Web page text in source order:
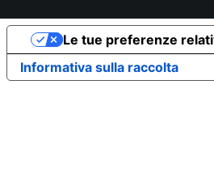
Informativa sulla raccolta
Le tue preferenze